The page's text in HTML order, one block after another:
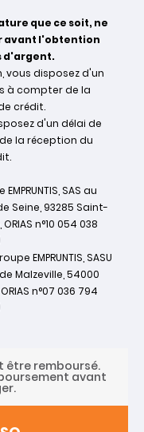
que ce soit, ne
avant l'obtention
d'argent.
vous disposez d'un
à compter de la
crédit.
d'un délai de
la réception du
SAS au
Seine, 93285 Saint-
n°10 054 038
EMPRUNTIS, SASU
Malzeville, 54000
n°07 036 794
être remboursé.
avant